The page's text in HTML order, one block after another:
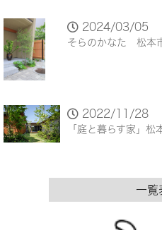
2024/03/05
そらのかなた 松本
2022/11/28
「庭と暮らす家」
一覧